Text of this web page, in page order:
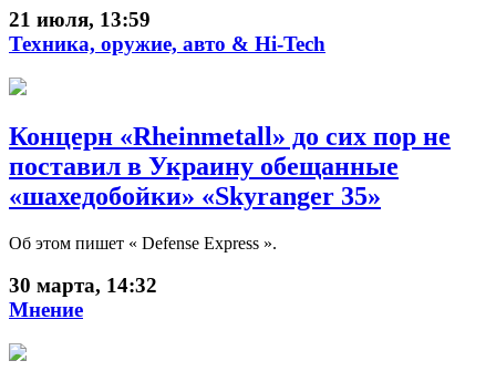
21 июля, 13:59
Техника, оружие, авто & Hi-Tech
Концерн «Rheinmetall» до сих пор не
поставил в Украину обещанные
«шахедобойки» «Skyranger 35»
Об этом пишет « Defense Express ».
30 марта, 14:32
Мнение